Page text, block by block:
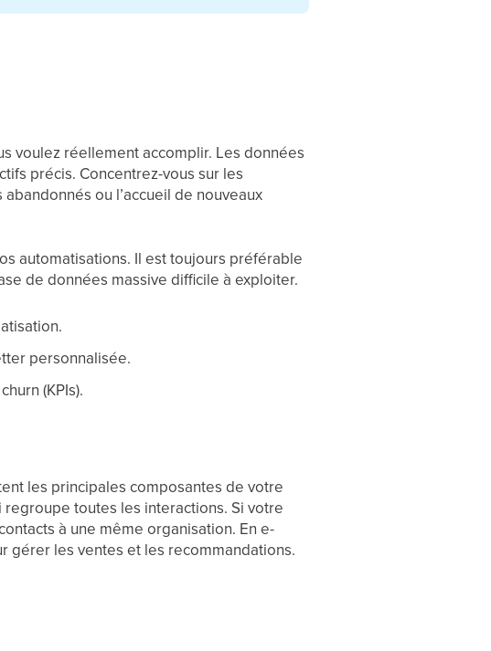
voulez réellement accomplir. Les données
précis. Concentrez-vous sur les
ou l’accueil de nouveaux
automatisations. Il est toujours préférable
de données massive difficile à exploiter.
personnalisée.
(KPIs).
les principales composantes de votre
regroupe toutes les interactions. Si votre
à une même organisation. En e-
gérer les ventes et les recommandations.